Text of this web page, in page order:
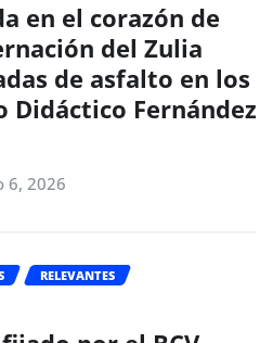
en el corazón de
del Zulia
de asfalto en los
Didáctico Fernández
6, 2026
RELEVANTES